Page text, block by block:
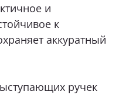
и
к
аккуратный
ручек